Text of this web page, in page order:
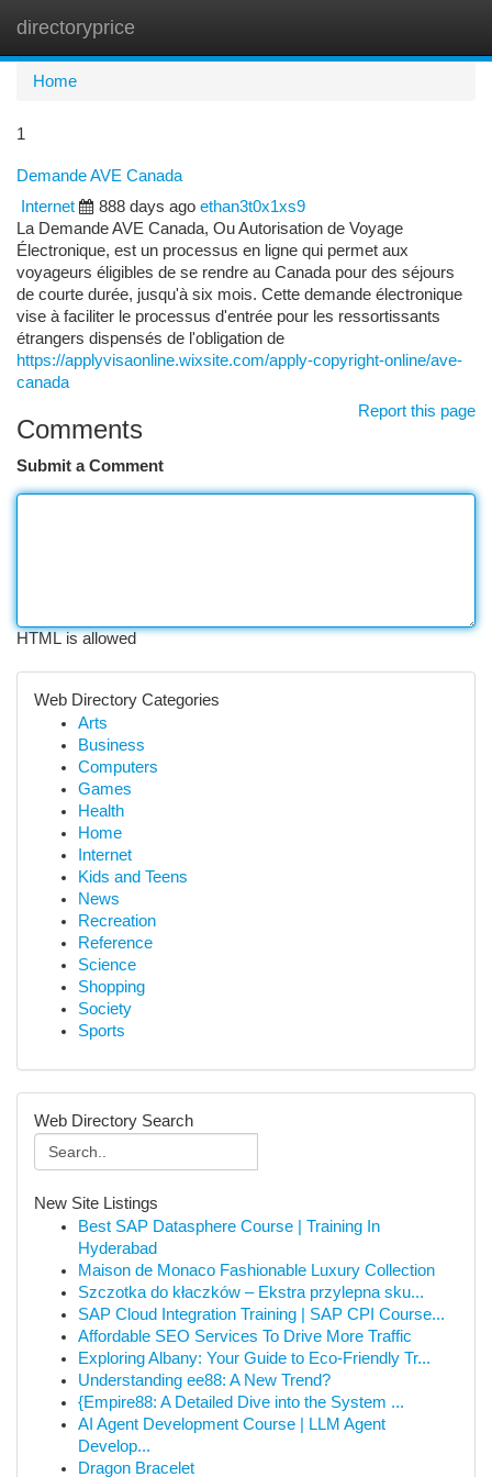
directoryprice
Home
1
Demande AVE Canada
Internet
888 days ago ethan3t0x1xs9
La Demande AVE Canada, Ou Autorisation de Voyage
Électronique, est un processus en ligne qui permet aux
voyageurs éligibles de se rendre au Canada pour des séjours
de courte durée, jusqu'à six mois. Cette demande électronique
vise à faciliter le processus d'entrée pour les ressortissants
étrangers dispensés de l'obligation de
https://applyvisaonline.wixsite.com/apply-copyright-online/ave-
canada
Report this page
Comments
Submit a Comment
HTML is allowed
Web Directory Categories
Arts
Business
Computers
Games
Health
Home
Internet
Kids and Teens
News
Recreation
Reference
Science
Shopping
Society
Sports
Web Directory Search
New Site Listings
Best SAP Datasphere Course | Training In
Hyderabad
Maison de Monaco Fashionable Luxury Collection
Szczotka do kłaczków – Ekstra przylepna sku...
SAP Cloud Integration Training | SAP CPI Course...
Affordable SEO Services To Drive More Traffic
Exploring Albany: Your Guide to Eco-Friendly Tr...
Understanding ee88: A New Trend?
{Empire88: A Detailed Dive into the System ...
AI Agent Development Course | LLM Agent
Develop...
Dragon Bracelet